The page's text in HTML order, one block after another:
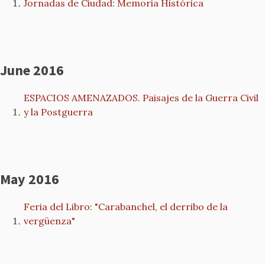
Jornadas de Ciudad: Memoria Histórica
June 2016
ESPACIOS AMENAZADOS. Paisajes de la Guerra Civil
y la Postguerra
May 2016
Feria del Libro: "Carabanchel, el derribo de la
vergüenza"